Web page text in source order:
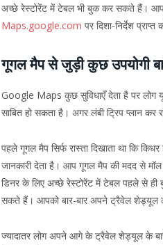
अच्छे रेस्टोरेंट में टेबल भी बुक कर सकते हैं। आप
Maps.google.com पर दिशा-निर्देश प्राप्त
गूगल मैप से जुड़ी कुछ
Google Maps कुछ सुविधाएँ देता है पर लोग
साबित हो सकता है। अगर लंबी ट्रिप प्लान
पहले गूगल मैप सिर्फ रास्ता दिखाता था कि
जानकारी देता है। आप गूगल मैप की मदद से
डिनर के लिए अच्छे रेस्टोरेंट में टेबल पहले से
सकते हैं। आपको बार-बार अपने ट्रैवेल शेड्यूल
ज्यादातर लोग अपने आगे के ट्रैवेल शेड्यूल के